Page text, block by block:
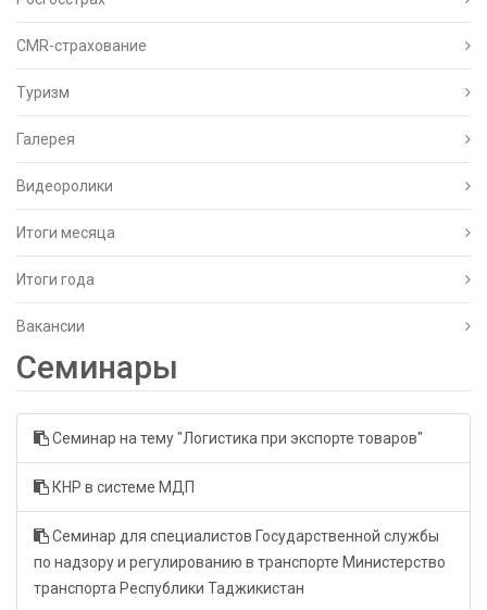
CMR-страхование
Туризм
Галерея
Видеоролики
Итоги месяца
Итоги года
Вакансии
Семинары
Семинар на тему "Логистика при экспорте товаров"
КНР в системе МДП
Семинар для специалистов Государственной службы
по надзору и регулированию в транспорте Министерство
транспорта Республики Таджикистан